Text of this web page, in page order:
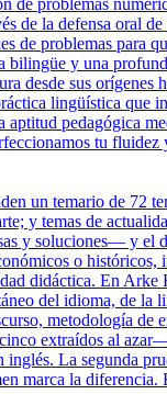
de problemas
de la defensa oral
de problemas para
bilingüe y una
desde sus
lingüística
pedagógica
tu
un temario de 72
y temas de
y soluciones— y el
o
didáctica. En
del idioma, de
metodología
extraídos al
La segunda
marca la